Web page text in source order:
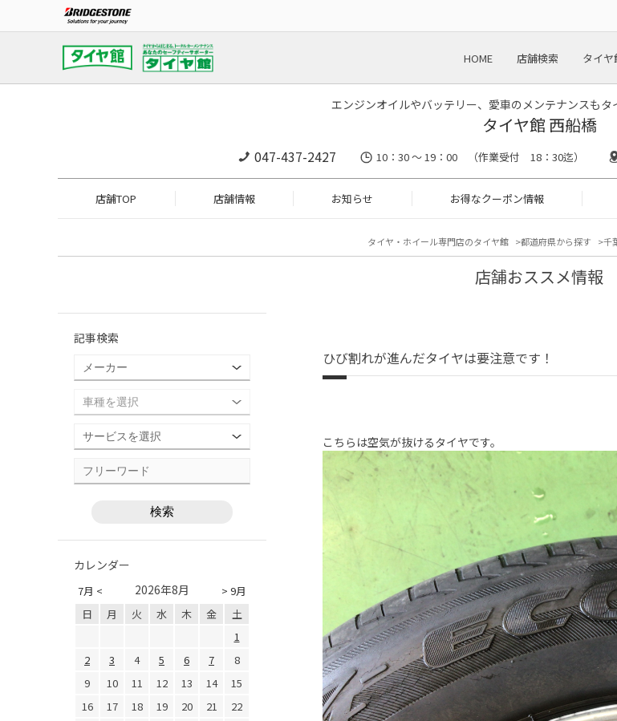
HOME 店舗検索 タイ
エンジンオイルやバッテリー、愛車のメンテナンスもタ
タイヤ館 西船橋
047-437-2427 10：30 ～ 19：00 （作業受付 18：30迄）
店舗TOP 店舗情報 お知らせ お得なクーポン情報
タイヤ・ホイール専門店のタイヤ館 都道府県から探す 千
店舗おススメ情報
ひび割れが進んだタイヤは要注意です！
こちらは空気が抜けるタイヤです。
記事検索
カレンダー
7月 < > 9月
2026年8月
日 月 火 水 木 金
土
1
2
3 4 5 6 7
8
9
10 11 12 13 14
15
16
17 18 19 20 21
22